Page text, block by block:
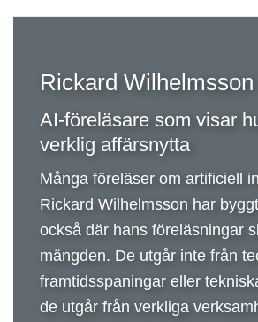
Rickard Wilhelmsson
AI-föreläsare som visar
verklig affärsnytta
Många föreläser om artificiell
Rickard Wilhelmsson har
också där hans föreläsningar
mängden. De utgår inte från
framtidsspaningar eller
de utgår från verkliga